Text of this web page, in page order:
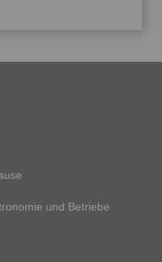
und Betriebe